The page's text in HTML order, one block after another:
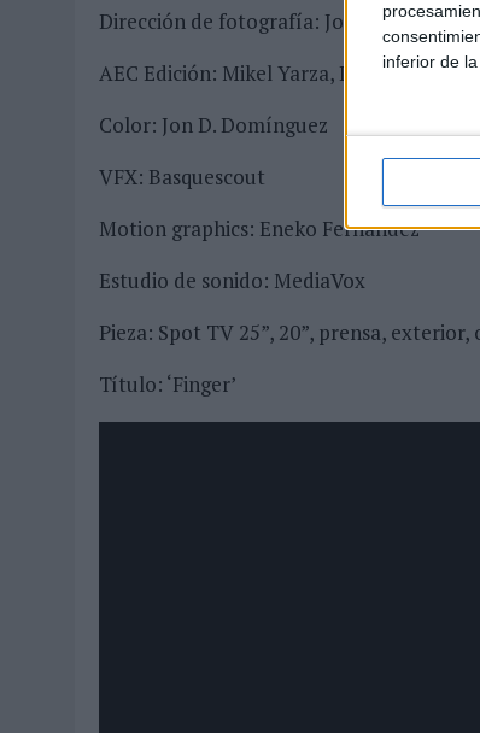
inferior de
Dirección de fotografía: Jon D.
AEC Edición: Mikel Yarza, Laura
Color: Jon D. Domínguez
VFX: Basquescout
Motion graphics: Eneko Fernández
Estudio de sonido: MediaVox
Pieza: Spot TV 25”, 20”, prensa, exterior,
Título: ‘Finger’